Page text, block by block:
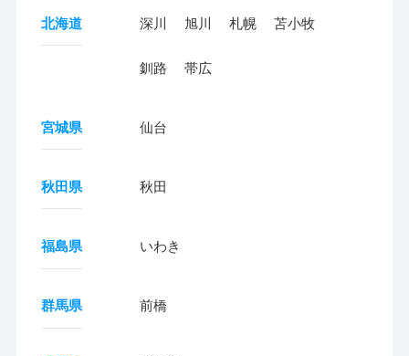
北海道 深川 旭川 札幌 苫小牧
釧路 帯広
宮城県 仙台
秋田県 秋田
福島県 いわき
群馬県 前橋